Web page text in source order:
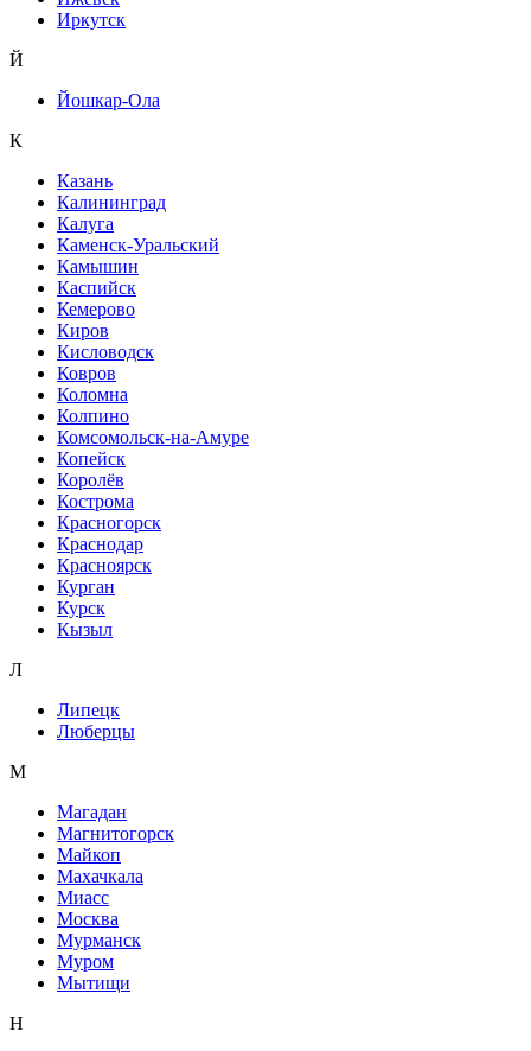
Иркутск
Й
Йошкар-Ола
К
Казань
Калининград
Калуга
Каменск-Уральский
Камышин
Каспийск
Кемерово
Киров
Кисловодск
Ковров
Коломна
Колпино
Комсомольск-на-Амуре
Копейск
Королёв
Кострома
Красногорск
Краснодар
Красноярск
Курган
Курск
Кызыл
Л
Липецк
Люберцы
М
Магадан
Магнитогорск
Майкоп
Махачкала
Миасс
Москва
Мурманск
Муром
Мытищи
Н